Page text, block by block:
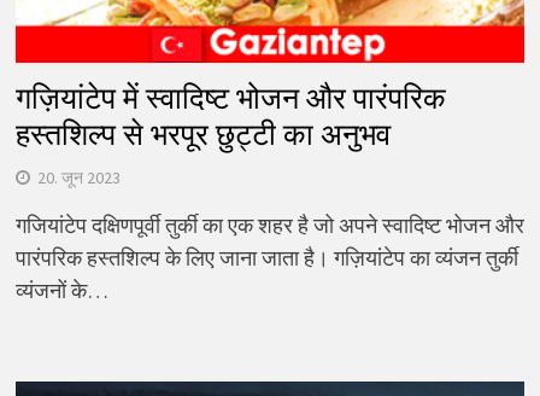
गज़ियांटेप में स्वादिष्ट भोजन और पारंपरिक
हस्तशिल्प से भरपूर छुट्टी का अनुभव
20. जून 2023
गजियांटेप दक्षिणपूर्वी तुर्की का एक शहर है जो अपने स्वादिष्ट भोजन और
पारंपरिक हस्तशिल्प के लिए जाना जाता है। गज़ियांटेप का व्यंजन तुर्की
व्यंजनों के…